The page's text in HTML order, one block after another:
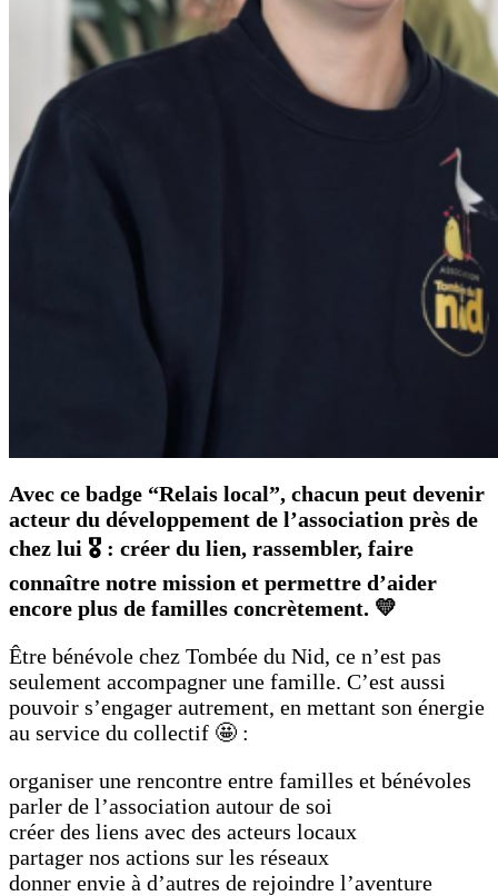
Avec ce badge “Relais local”, chacun peut devenir
acteur du développement de l’association près de
chez lui 🎖️ : créer du lien, rassembler, faire
connaître notre mission et permettre d’aider
encore plus de familles concrètement. 💛
Être bénévole chez Tombée du Nid, ce n’est pas
seulement accompagner une famille. C’est aussi
pouvoir s’engager autrement, en mettant son énergie
au service du collectif 🤩 :
organiser une rencontre entre familles et bénévoles
parler de l’association autour de soi
créer des liens avec des acteurs locaux
partager nos actions sur les réseaux
donner envie à d’autres de rejoindre l’aventure